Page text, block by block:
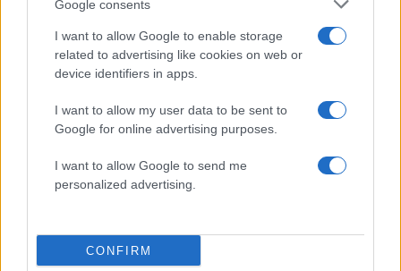
Google consents
I want to allow Google to enable storage
related to advertising like cookies on web or
device identifiers in apps.
I want to allow my user data to be sent to
Google for online advertising purposes.
I want to allow Google to send me
personalized advertising.
CONFIRM
Πιο δημοφιλή
Έφυγαν οι συνεργάτες, μένει η Μαρία
Καρυστιανού - Η επόμενη μέρα για την
«Ελπίδα για τη Δημοκρατία»
Συγκίνηση στο τελευταίο αντίο στον Λάκη
Χαλκιά: Με την «Φάμπρικα», λαούτο και
κλαρίνα αποχαιρέτησαν την εμβληματική
Ο Κώστας Σαμαράς δημοσίευσε μία παιδική
Ποιος είναι ο ελληνοκύπριος Sir Ντέμης
Χασάμπης: Από το σκάκι, στο Νόμπελ